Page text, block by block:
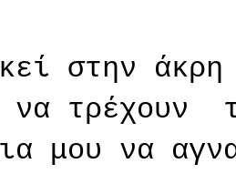
στην
να τρέχουν
μου να